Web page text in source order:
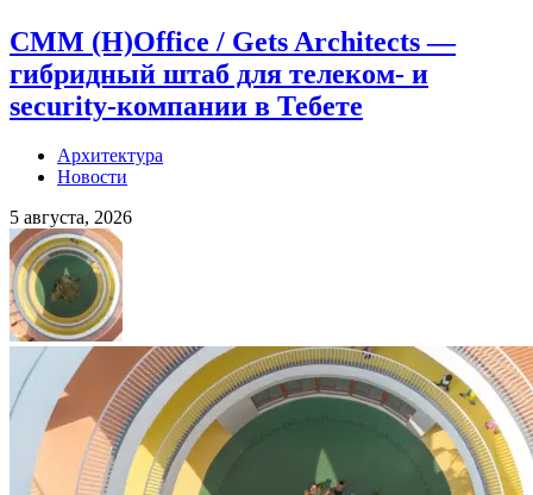
CMM (H)Office / Gets Architects —
гибридный штаб для телеком- и
security-компании в Тебете
Архитектура
Новости
5 августа, 2026